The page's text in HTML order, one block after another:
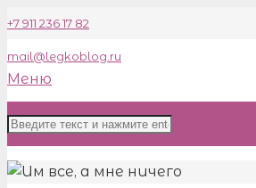
+7 911 236 17 82
mail@legkoblog.ru
Меню